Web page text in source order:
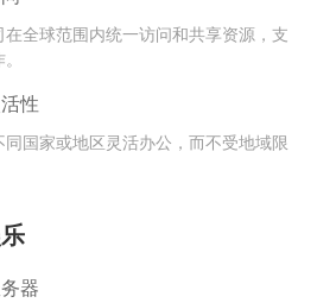
在全球范围内统一访问和共享资源，支
性
同国家或地区灵活办公，而不受地域限
器